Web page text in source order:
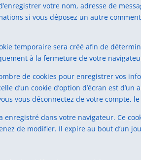
votre nom, adresse de
si vous déposez un autre
temporaire sera créé afin de
à la fermeture de votre
de cookies pour enregistrer vos
d’un cookie d’option d’écran est d’un
vous déconnectez de votre compte,
dans votre navigateur. Ce
de modifier. Il expire au bout d’un